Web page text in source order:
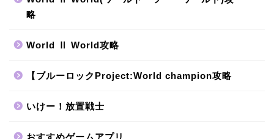
略
World Ⅱ World攻略
【ブルーロックProject:World champion攻略
いけー！放置戦士